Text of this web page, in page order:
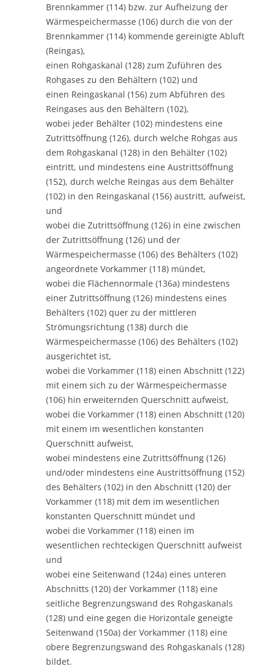
Brennkammer (114) bzw. zur Aufheizung der
Wärmespeichermasse (106) durch die von der
Brennkammer (114) kommende gereinigte Abluft
(Reingas),
einen Rohgaskanal (128) zum Zuführen des
Rohgases zu den Behältern (102) und
einen Reingaskanal (156) zum Abführen des
Reingases aus den Behältern (102),
wobei jeder Behälter (102) mindestens eine
Zutrittsöffnung (126), durch welche Rohgas aus
dem Rohgaskanal (128) in den Behälter (102)
eintritt, und mindestens eine Austrittsöffnung
(152), durch welche Reingas aus dem Behälter
(102) in den Reingaskanal (156) austritt, aufweist,
und
wobei die Zutrittsöffnung (126) in eine zwischen
der Zutrittsöffnung (126) und der
Wärmespeichermasse (106) des Behälters (102)
angeordnete Vorkammer (118) mündet,
wobei die Flächennormale (136a) mindestens
einer Zutrittsöffnung (126) mindestens eines
Behälters (102) quer zu der mittleren
Strömungsrichtung (138) durch die
Wärmespeichermasse (106) des Behälters (102)
ausgerichtet ist,
wobei die Vorkammer (118) einen Abschnitt (122)
mit einem sich zu der Wärmespeichermasse
(106) hin erweiternden Querschnitt aufweist,
wobei die Vorkammer (118) einen Abschnitt (120)
mit einem im wesentlichen konstanten
Querschnitt aufweist,
wobei mindestens eine Zutrittsöffnung (126)
und/oder mindestens eine Austrittsöffnung (152)
des Behälters (102) in den Abschnitt (120) der
Vorkammer (118) mit dem im wesentlichen
konstanten Querschnitt mündet und
wobei die Vorkammer (118) einen im
wesentlichen rechteckigen Querschnitt aufweist
und
wobei eine Seitenwand (124a) eines unteren
Abschnitts (120) der Vorkammer (118) eine
seitliche Begrenzungswand des Rohgaskanals
(128) und eine gegen die Horizontale geneigte
Seitenwand (150a) der Vorkammer (118) eine
obere Begrenzungswand des Rohgaskanals (128)
bildet.